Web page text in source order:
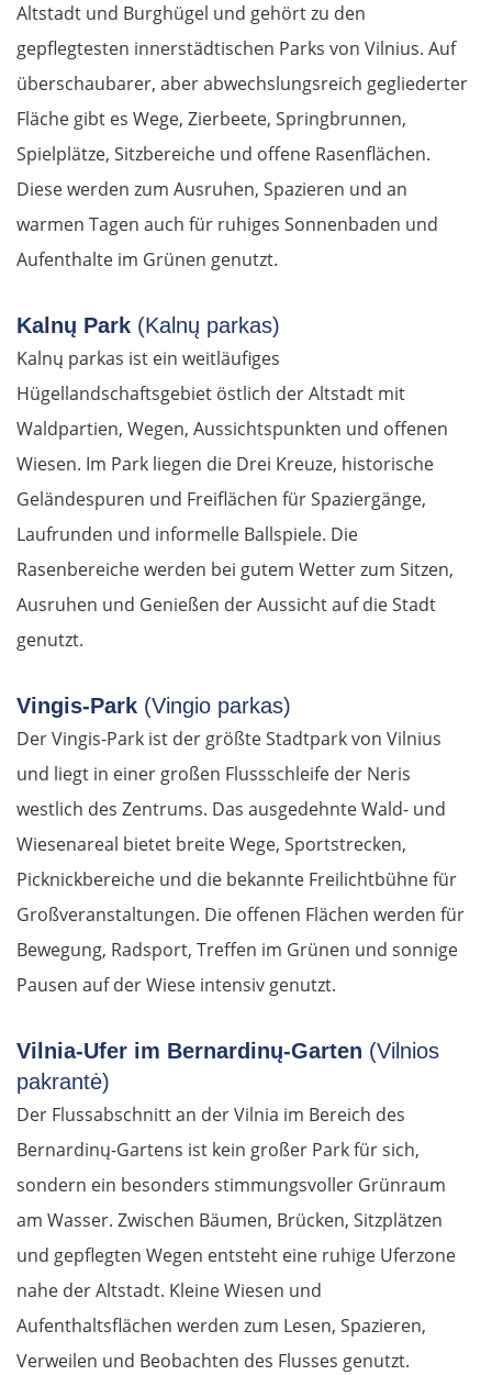
Altstadt und Burghügel und gehört zu den
gepflegtesten innerstädtischen Parks von Vilnius. Auf
überschaubarer, aber abwechslungsreich gegliederter
Fläche gibt es Wege, Zierbeete, Springbrunnen,
Spielplätze, Sitzbereiche und offene Rasenflächen.
Diese werden zum Ausruhen, Spazieren und an
warmen Tagen auch für ruhiges Sonnenbaden und
Aufenthalte im Grünen genutzt.
Kalnų Park (Kalnų parkas)
Kalnų parkas ist ein weitläufiges
Hügellandschaftsgebiet östlich der Altstadt mit
Waldpartien, Wegen, Aussichtspunkten und offenen
Wiesen. Im Park liegen die Drei Kreuze, historische
Geländespuren und Freiflächen für Spaziergänge,
Laufrunden und informelle Ballspiele. Die
Rasenbereiche werden bei gutem Wetter zum Sitzen,
Ausruhen und Genießen der Aussicht auf die Stadt
genutzt.
Vingis-Park (Vingio parkas)
Der Vingis-Park ist der größte Stadtpark von Vilnius
und liegt in einer großen Flussschleife der Neris
westlich des Zentrums. Das ausgedehnte Wald- und
Wiesenareal bietet breite Wege, Sportstrecken,
Picknickbereiche und die bekannte Freilichtbühne für
Großveranstaltungen. Die offenen Flächen werden für
Bewegung, Radsport, Treffen im Grünen und sonnige
Pausen auf der Wiese intensiv genutzt.
Vilnia-Ufer im Bernardinų-Garten (Vilnios
pakrantė)
Der Flussabschnitt an der Vilnia im Bereich des
Bernardinų-Gartens ist kein großer Park für sich,
sondern ein besonders stimmungsvoller Grünraum
am Wasser. Zwischen Bäumen, Brücken, Sitzplätzen
und gepflegten Wegen entsteht eine ruhige Uferzone
nahe der Altstadt. Kleine Wiesen und
Aufenthaltsflächen werden zum Lesen, Spazieren,
Verweilen und Beobachten des Flusses genutzt.